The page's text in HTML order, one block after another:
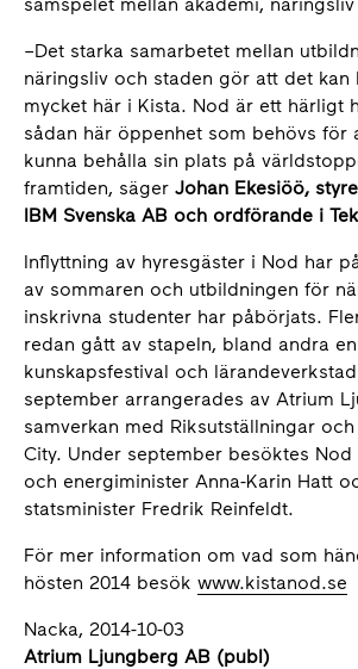
–Det starka samarbetet mellan
näringsliv och staden gör att det kan
mycket här i Kista. Nod är ett härligt
sådan här öppenhet som behövs för
kunna behålla sin plats på
framtiden, säger Johan Ekesiöö,
IBM Svenska AB och ordförande i
Inflyttning av hyresgäster i Nod har
av sommaren och utbildningen för
inskrivna studenter har påbörjats.
redan gått av stapeln, bland andra
kunskapsfestival och
september arrangerades av Atrium
samverkan med Riksutställningar
City. Under september besöktes Nod
och energiminister Anna-Karin Hatt
statsminister Fredrik Reinfeldt.
För mer information om vad som
hösten 2014 besök www.kistanod.se
Nacka, 2014-10-03
Atrium Ljungberg AB (publ)